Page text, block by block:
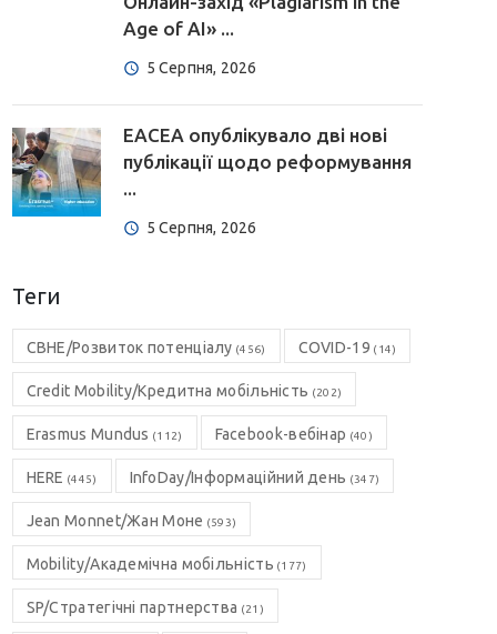
Age of AI» ...
5 Серпня, 2026
EACEA опублікувало дві нові
публікації щодо реформування
...
5 Серпня, 2026
Теги
CBHE/Розвиток потенціалу (456) COVID-19 (14)
Credit Mobility/Кредитна мобільність (202)
Erasmus Mundus (112) Facebook-вебінар (40)
HERE (445) InfoDay/Інформаційний день (347)
Jean Monnet/Жан Моне (593)
Mobility/Академічна мобільність (177)
SP/Стратегічні партнерства (21)